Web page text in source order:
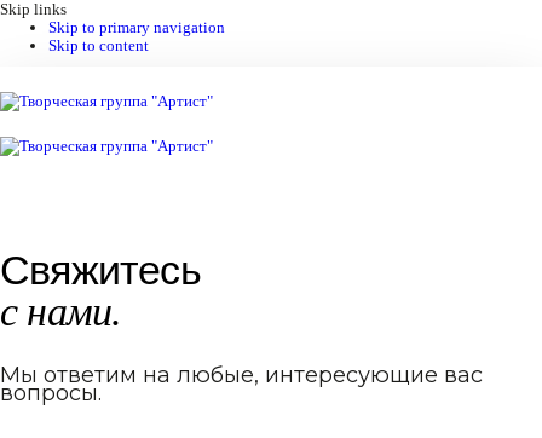
Skip links
Skip to primary navigation
Skip to content
Свяжитесь
с нами.
Мы ответим на любые, интересующие вас
вопросы.